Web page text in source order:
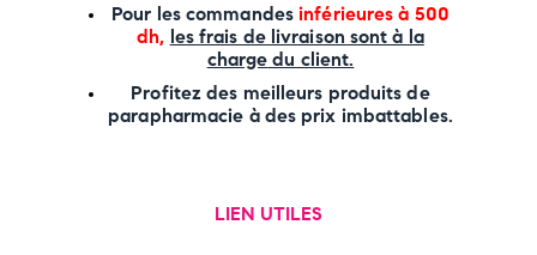
Pour les commandesinférieures à 500
dh, les frais de livraison sont à la
charge du client.
Profitez des meilleurs produits de
parapharmacie à des prix imbattables.
LIEN UTILES